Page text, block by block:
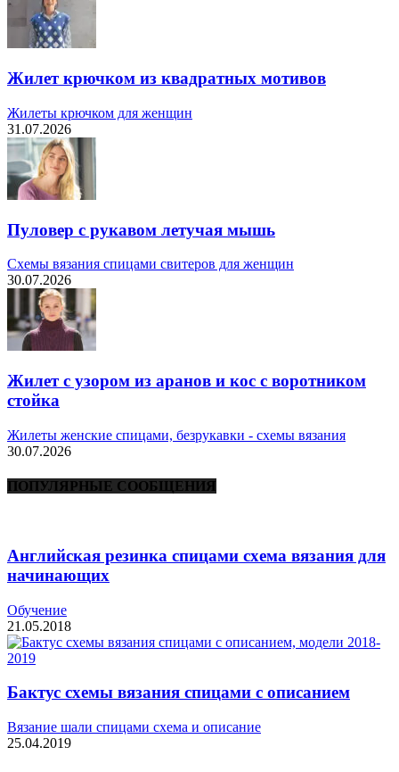
Жилет крючком из квадратных мотивов
Жилеты крючком для женщин
31.07.2026
Пуловер с рукавом летучая мышь
Схемы вязания спицами свитеров для женщин
30.07.2026
Жилет с узором из аранов и кос с воротником
стойка
Жилеты женские спицами, безрукавки - схемы вязания
30.07.2026
ПОПУЛЯРНЫЕ СООБЩЕНИЯ
Английская резинка спицами схема вязания для
начинающих
Обучение
21.05.2018
Бактус схемы вязания спицами с описанием
Вязание шали спицами схема и описание
25.04.2019